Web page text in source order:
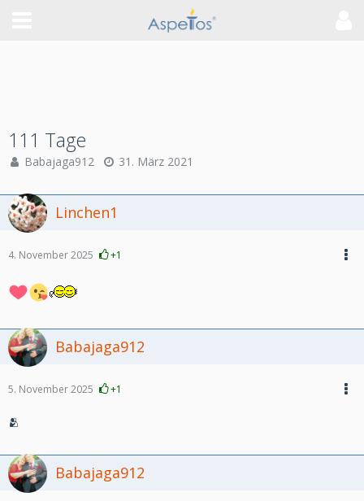
111 Tage
Babajaga912 31. März 2021
Linchen1
4. November 2025 +1
Babajaga912
5. November 2025 +1
🫂
Babajaga912